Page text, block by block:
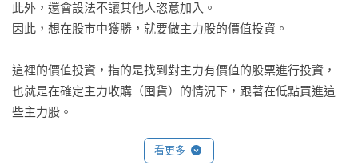
此外，還會設法不讓其他人恣意加入。
因此，想在股市中獲勝，就要做主力股的價值投資。
這裡的價值投資，指的是找到對主力有價值的股票進行投資，
也就是在確定主力收購（囤貨）的情況下，跟著在低點買進這
些主力股。
◎掌握主力動向三訊號，調整你的投資方向
看更多